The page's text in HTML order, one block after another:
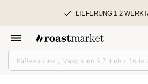
LIEFERUNG 1-2